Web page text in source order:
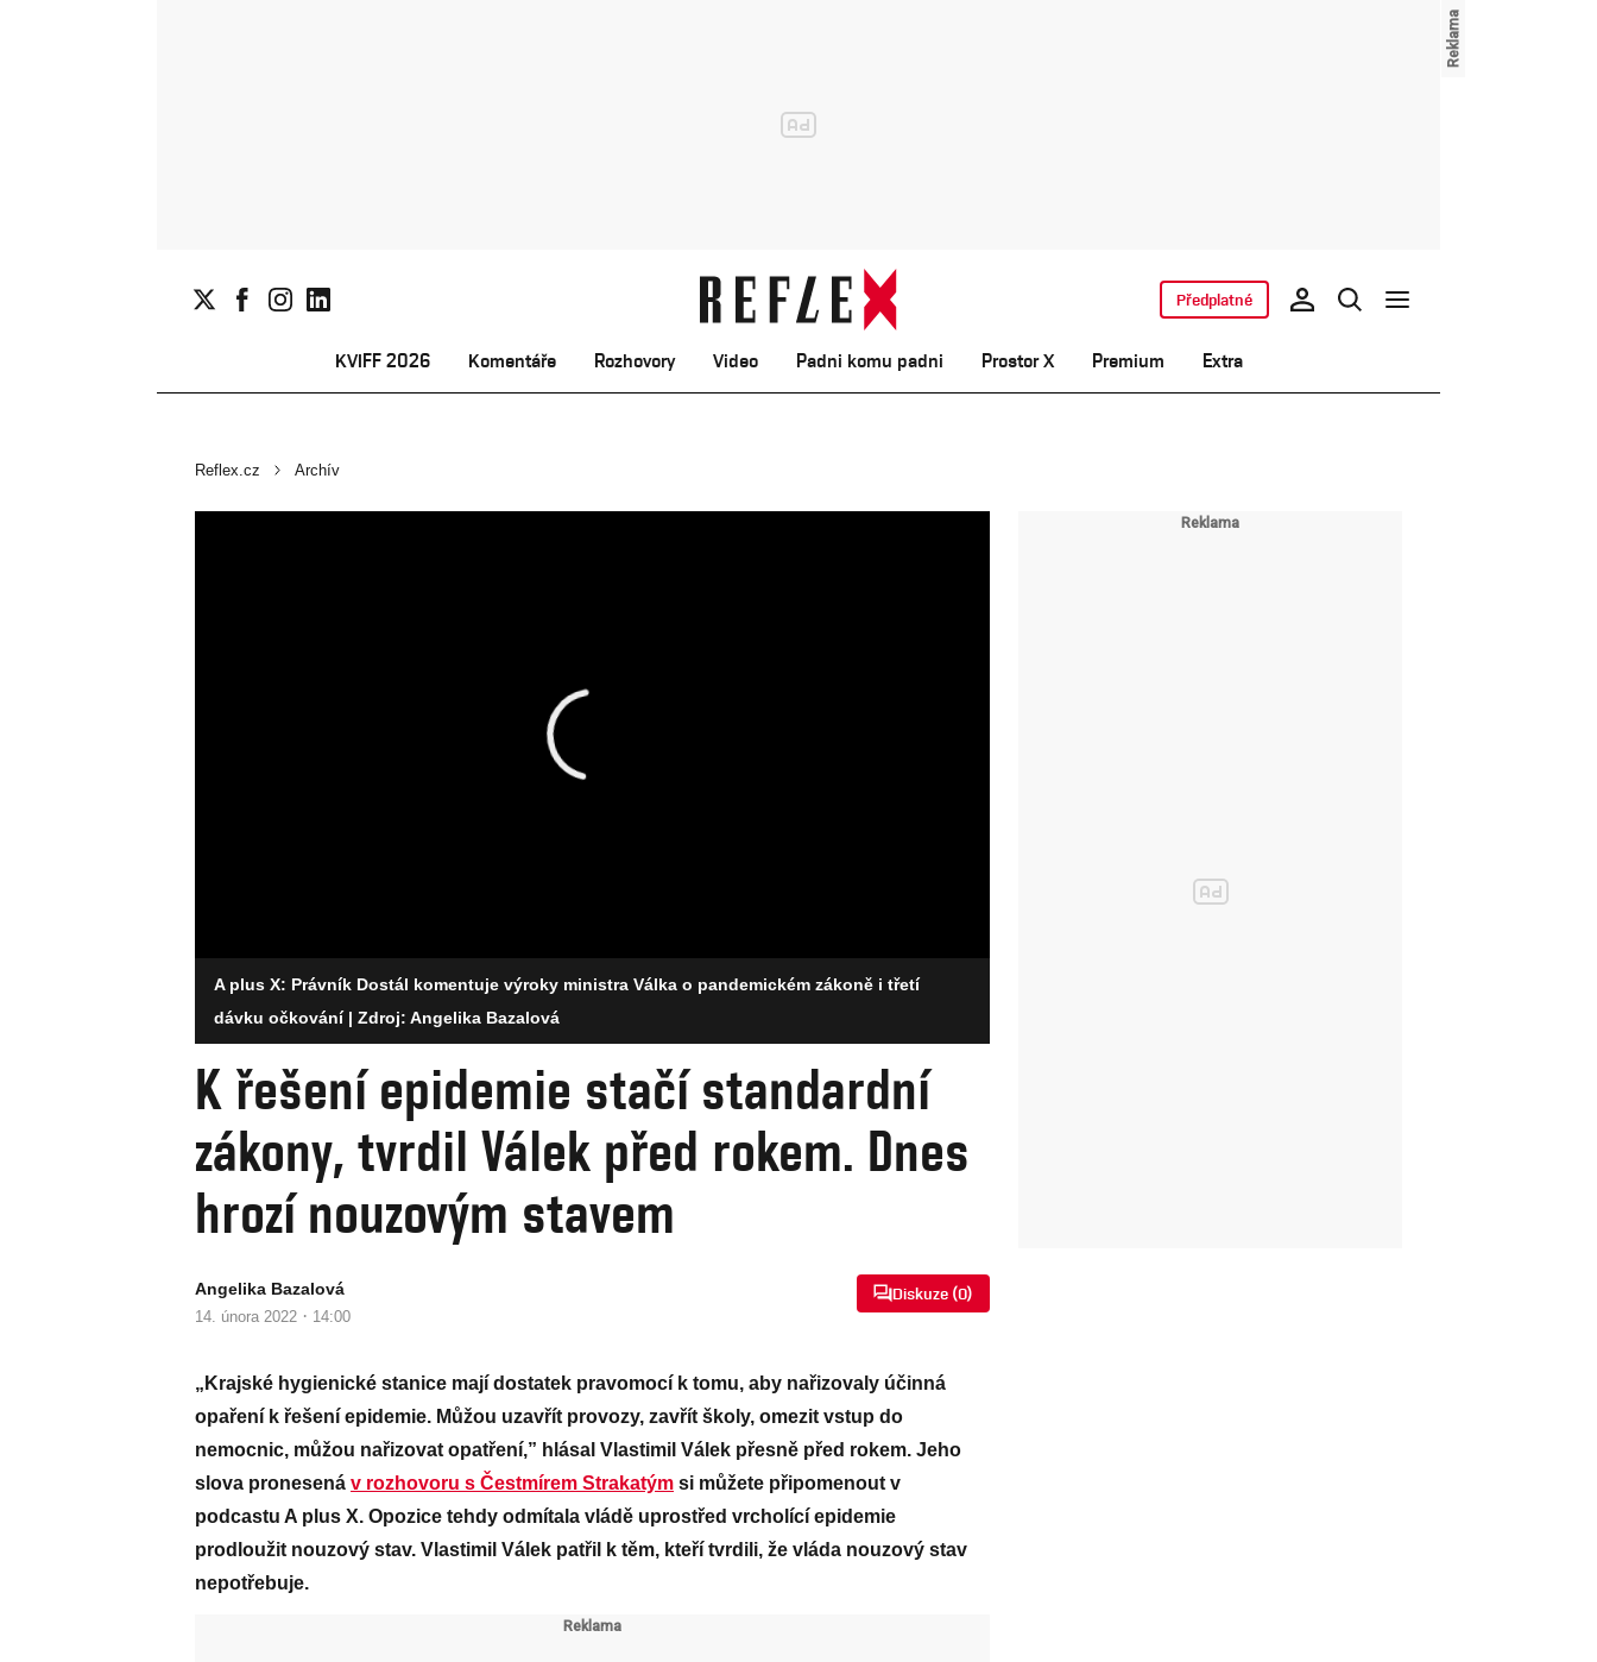
KVIFF 2026 Komentáře Rozhovory Video Padni komu padni Prostor X Premium Extra
Předplatné
Reflex.cz Archív
A plus X: Právník Dostál komentuje výroky ministra Válka o pandemickém zákoně i třetí
dávku očkování | Zdroj: Angelika Bazalová
K řešení epidemie stačí standardní
zákony, tvrdil Válek před rokem. Dnes
hrozí nouzovým stavem
Angelika Bazalová
14. února 2022 · 14:00
Diskuze (0)
„Krajské hygienické stanice mají dostatek pravomocí k tomu, aby nařizovaly účinná
opaření k řešení epidemie. Můžou uzavřít provozy, zavřít školy, omezit vstup do
nemocnic, můžou nařizovat opatření,” hlásal Vlastimil Válek přesně před rokem. Jeho
slova pronesená v rozhovoru s Čestmírem Strakatým si můžete připomenout v
podcastu A plus X. Opozice tehdy odmítala vládě uprostřed vrcholící epidemie
prodloužit nouzový stav. Vlastimil Válek patřil k těm, kteří tvrdili, že vláda nouzový stav
nepotřebuje.